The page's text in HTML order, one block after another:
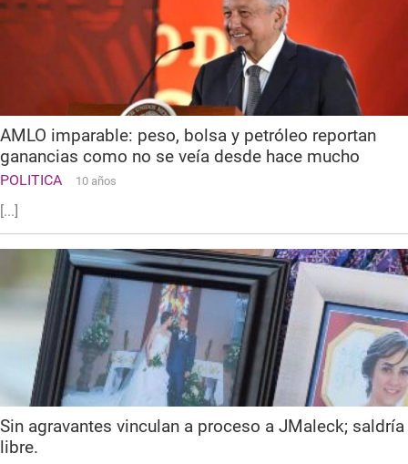
AMLO imparable: peso, bolsa y petróleo reportan
ganancias como no se veía desde hace mucho
POLITICA 10 años
[...]
Sin agravantes vinculan a proceso a JMaleck; saldría
libre.